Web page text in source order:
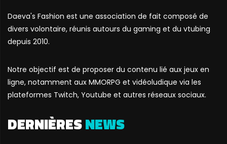
Daeva's Fashion est une association de fait composé de
divers volontaire, réunis autours du gaming et du vtubing
depuis 2010.
Notre objectif est de proposer du contenu lié aux jeux en
ligne, notamment aux MMORPG et vidéoludique via les
plateformes Twitch, Youtube et autres réseaux sociaux.
DERNIÈRESNEWS